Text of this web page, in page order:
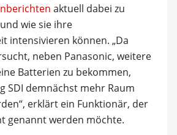
aktuell dabei zu
wie sie ihre
intensivieren können. „Da
neben Panasonic, weitere
Batterien zu bekommen,
SDI demnächst mehr Raum
erklärt ein Funktionär, der
genannt werden möchte.